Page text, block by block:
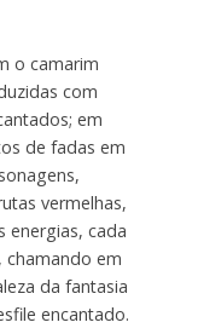
o camarim
com
em
de fadas em
vermelhas,
energias, cada
chamando em
da fantasia
encantado.